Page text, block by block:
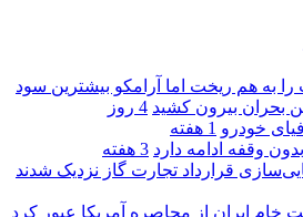
را به هم ریخت اما آرامکو بیشترین سود
بحران بیرون کشید 4 روز
خودرو 1 هفته
وقفه ادامه دارد 3 هفته
قرارداد تجارت گاز نزدیک شدند